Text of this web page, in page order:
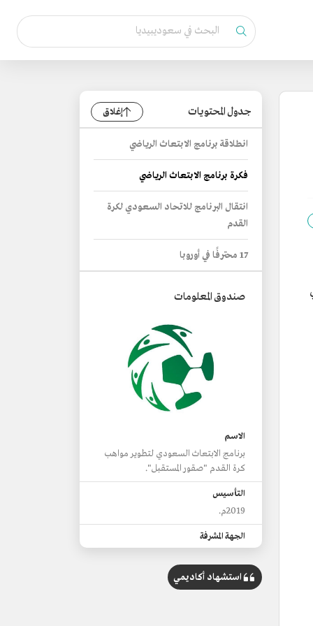
جدول المحتويات إغلاق
انطلاقة برنامج الابتعاث الرياضي
فكرة برنامج الابتعاث الرياضي
انتقال البرنامج للاتحاد السعودي لكرة
القدم
17 محترفًا في أوروبا
صندوق المعلومات
الاسم
برنامج الابتعاث السعودي لتطوير مواهب
كرة القدم "صقور المستقبل".
التأسيس
2019م.
الجهة المشرفة
الجهة المُستهدَفة
استشهاد أكاديمي